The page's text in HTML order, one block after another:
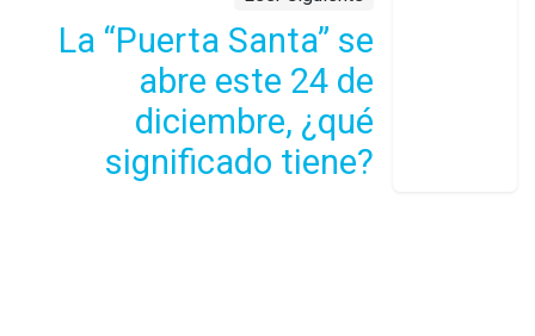
La “Puerta Santa” se
abre este 24 de
diciembre, ¿qué
significado tiene?